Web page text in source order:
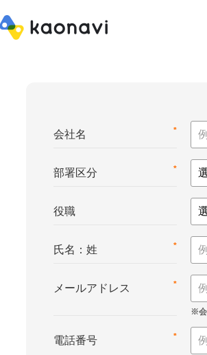
*
会社名
*
部署区分
役職
*
氏名：姓
*
メールアドレス
*
電話番号